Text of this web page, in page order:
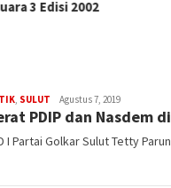
, SULUT Admin
Agustus 7, 2019
PDIP dan Nasdem
I Partai Golkar Sulut Tetty